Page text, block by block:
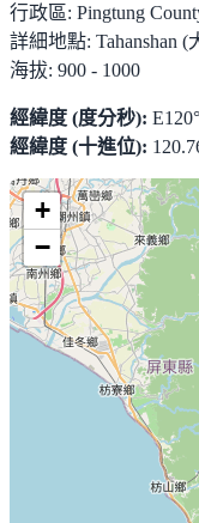
行政區: Pingtung
詳細地點: Tahanshan
海拔: 900 - 1000
經緯度 (度分秒):
經緯度 (十進位):
+
−